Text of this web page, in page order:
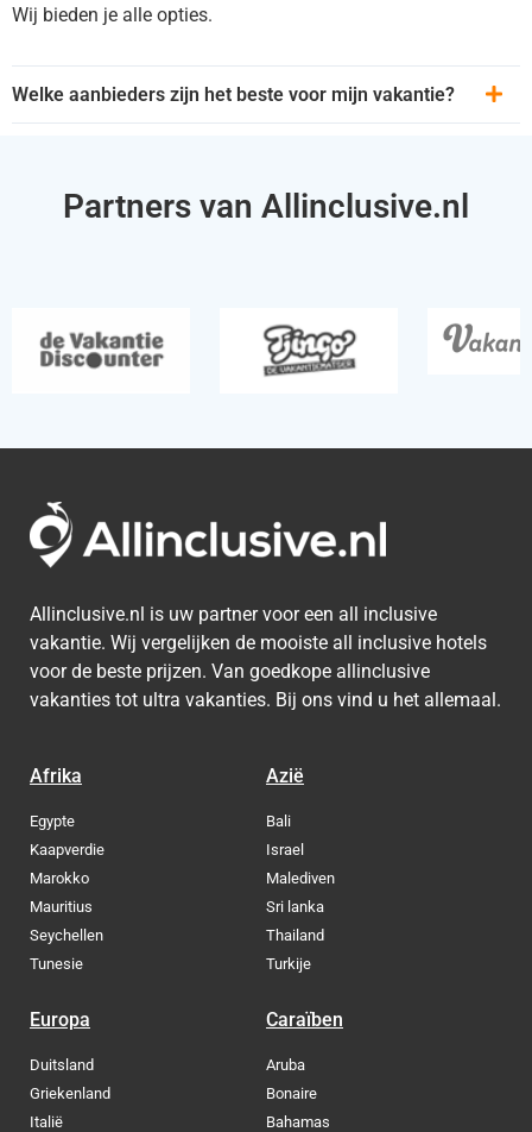
Wij bieden je alle opties.
Welke aanbieders zijn het beste voor mijn vakantie?
Partners van Allinclusive.nl
Allinclusive.nl is uw partner voor een all inclusive
vakantie. Wij vergelijken de mooiste all inclusive hotels
voor de beste prijzen. Van goedkope allinclusive
vakanties tot ultra vakanties. Bij ons vind u het allemaal.
Afrika
Egypte
Kaapverdie
Marokko
Mauritius
Seychellen
Tunesie
Azië
Bali
Israel
Malediven
Sri lanka
Thailand
Turkije
Europa
Duitsland
Griekenland
Italië
Caraïben
Aruba
Bonaire
Bahamas